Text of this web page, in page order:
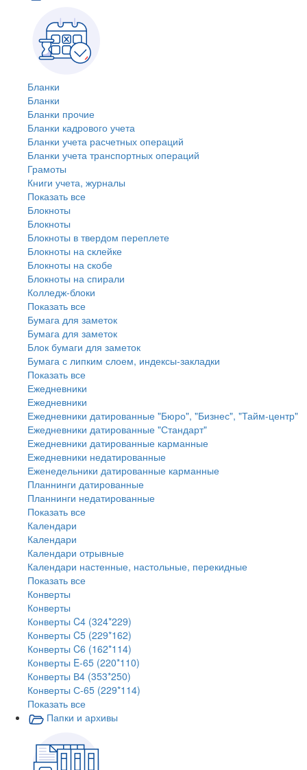
Бланки
Бланки
Бланки прочие
Бланки кадрового учета
Бланки учета расчетных операций
Бланки учета транспортных операций
Грамоты
Книги учета, журналы
Показать все
Блокноты
Блокноты
Блокноты в твердом переплете
Блокноты на склейке
Блокноты на скобе
Блокноты на спирали
Колледж-блоки
Показать все
Бумага для заметок
Бумага для заметок
Блок бумаги для заметок
Бумага с липким слоем, индексы-закладки
Показать все
Ежедневники
Ежедневники
Ежедневники датированные "Бюро", "Бизнес", "Тайм-центр"
Ежедневники датированные "Стандарт"
Ежедневники датированные карманные
Ежедневники недатированные
Еженедельники датированные карманные
Планнинги датированные
Планнинги недатированные
Показать все
Календари
Календари
Календари отрывные
Календари настенные, настольные, перекидные
Показать все
Конверты
Конверты
Конверты C4 (324*229)
Конверты C5 (229*162)
Конверты C6 (162*114)
Конверты E-65 (220*110)
Конверты В4 (353*250)
Конверты С-65 (229*114)
Показать все
Папки и архивы